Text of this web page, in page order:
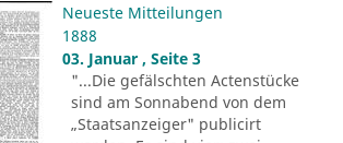
Neueste Mitteilungen
1888
03. Januar , Seite 3
"...Die gefälschten Actenstücke
sind am Sonnabend von dem
„Staatsanzeiger" publicirt